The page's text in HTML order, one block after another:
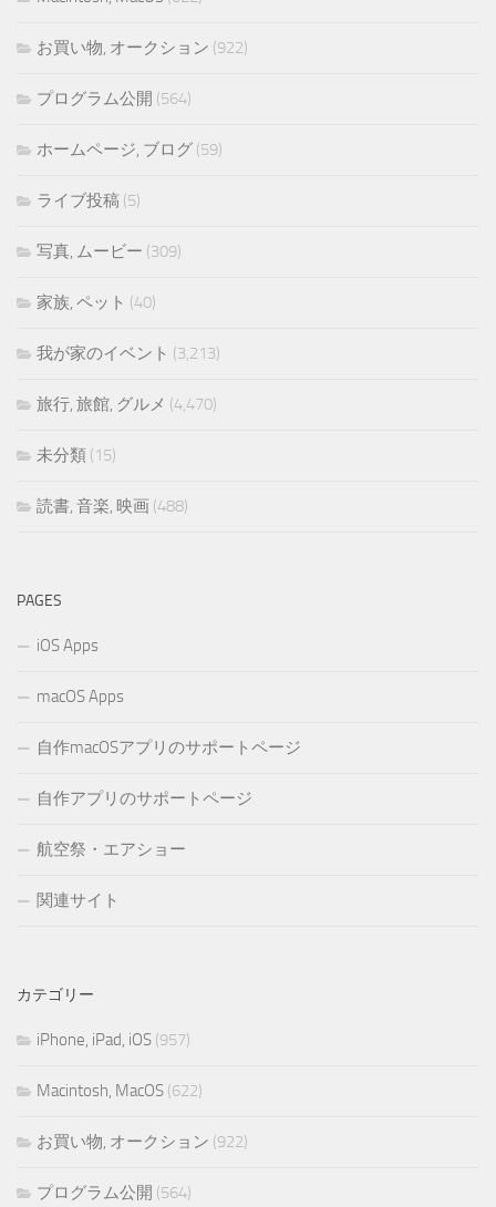
お買い物, オークション (922)
プログラム公開 (564)
ホームページ, ブログ (59)
ライブ投稿 (5)
写真, ムービー (309)
家族, ペット (40)
我が家のイベント (3,213)
旅行, 旅館, グルメ (4,470)
未分類 (15)
読書, 音楽, 映画 (488)
PAGES
iOS Apps
macOS Apps
自作macOSアプリのサポートページ
自作アプリのサポートページ
航空祭・エアショー
関連サイト
カテゴリー
iPhone, iPad, iOS (957)
Macintosh, MacOS (622)
お買い物, オークション (922)
プログラム公開 (564)